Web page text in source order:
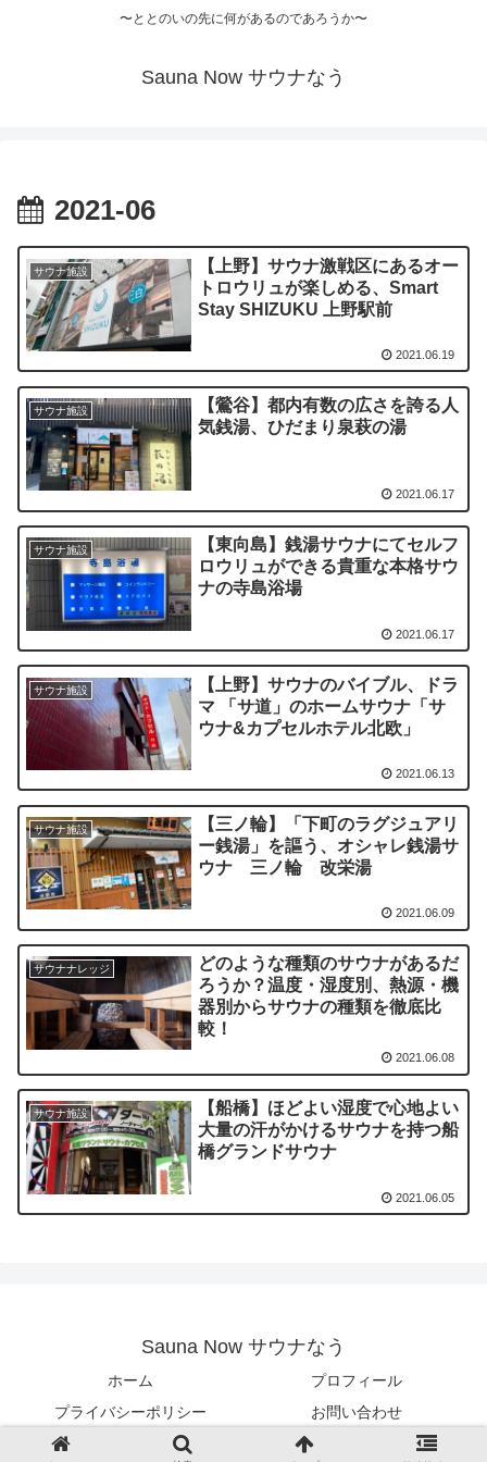
〜ととのいの先に何があるのであろうか〜
Sauna Now サウナなう
2021-06
サウナ施設
【上野】サウナ激戦区にあるオー
トロウリュが楽しめる、Smart
Stay SHIZUKU 上野駅前
2021.06.19
サウナ施設
【鶯谷】都内有数の広さを誇る人
気銭湯、ひだまり泉萩の湯
2021.06.17
サウナ施設
【東向島】銭湯サウナにてセルフ
ロウリュができる貴重な本格サウ
ナの寺島浴場
2021.06.17
サウナ施設
【上野】サウナのバイブル、ドラ
マ 「サ道」のホームサウナ「サ
ウナ&カプセルホテル北欧」
2021.06.13
サウナ施設
【三ノ輪】「下町のラグジュアリ
ー銭湯」を謳う、オシャレ銭湯サ
ウナ 三ノ輪 改栄湯
2021.06.09
サウナナレッジ
どのような種類のサウナがあるだ
ろうか？温度・湿度別、熱源・機
器別からサウナの種類を徹底比
較！
2021.06.08
サウナ施設
【船橋】ほどよい湿度で心地よい
大量の汗がかけるサウナを持つ船
橋グランドサウナ
2021.06.05
Sauna Now サウナなう
ホーム
プロフィール
プライバシーポリシー
お問い合わせ
© 2021-2026 Sauna Now サウナなう.